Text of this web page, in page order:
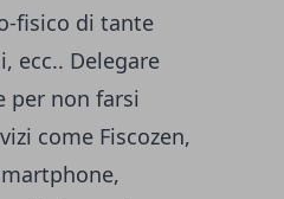
fisico di tante
ecc.. Delegare
per non farsi
come Fiscozen,